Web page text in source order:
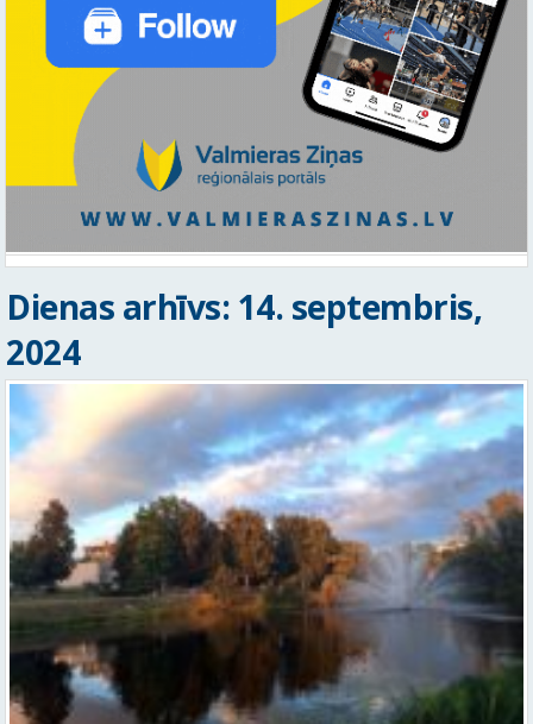
Dienas arhīvs: 14. septembris,
2024